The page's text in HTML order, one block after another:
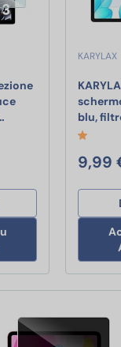
KARYLAX -
KARYLAX
blu,
9,99